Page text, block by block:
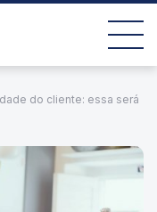
do cliente: essa será